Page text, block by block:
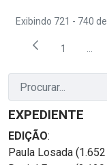
Exibindo 721 - 740
Página
1
EXPEDIENTE
EDIÇÃO:
Paula Losada